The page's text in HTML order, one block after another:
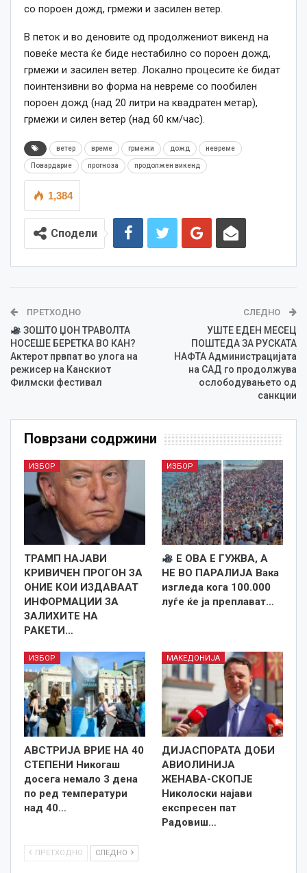
со пороен дожд, грмежи и засилен ветер.
В петок и во деновите од продолжениот викенд на
повеќе места ќе биде нестабилно со пороен дожд,
грмежи и засилен ветер. Локално процесите ќе бидат
поинтензивни во форма на невреме со пообилен
пороен дожд (над 20 литри на квадратен метар),
грмежи и силен ветер (над 60 км/час).
ветер време грмежи дожд невреме
Повардарие прогноза продолжен викенд
1,384
Сподели
ПРЕТХОДНО
ЗОШТО ЏОН ТРАВОЛТА
НОСЕШЕ БЕРЕТКА ВО КАН?
Актерот првпат во улога на
режисер на Канскиот
Филмски фестивал
СЛЕДНО
УШТЕ ЕДЕН МЕСЕЦ
ПОШТЕДА ЗА РУСКАТА
НАФТА Администрацијата
на САД го продолжува
ослободувањето од
санкции
Поврзани содржини
ИЗБОР
ТРАМП НАЈАВИ
КРИВИЧЕН ПРОГОН ЗА
ОНИЕ КОИ ИЗДАВААТ
ИНФОРМАЦИИ ЗА
ЗАЛИХИТЕ НА
РАКЕТИ…
ИЗБОР
Е ОВА Е ГУЖВА, А
НЕ ВО ПАРАЛИЈА Вака
изгледа кога 100.000
луѓе ќе ја преплават…
ИЗБОР
АВСТРИЈА ВРИЕ НА 40
СТЕПЕНИ Никогаш
досега немало 3 дена
по ред температури
над 40…
МАКЕДОНИЈА
ДИЈАСПОРАТА ДОБИ
АВИОЛИНИЈА
ЖЕНАВА-СКОПЈЕ
Николоски најави
експресен пат
Радовиш…
ПРЕТХОДНО СЛЕДНО